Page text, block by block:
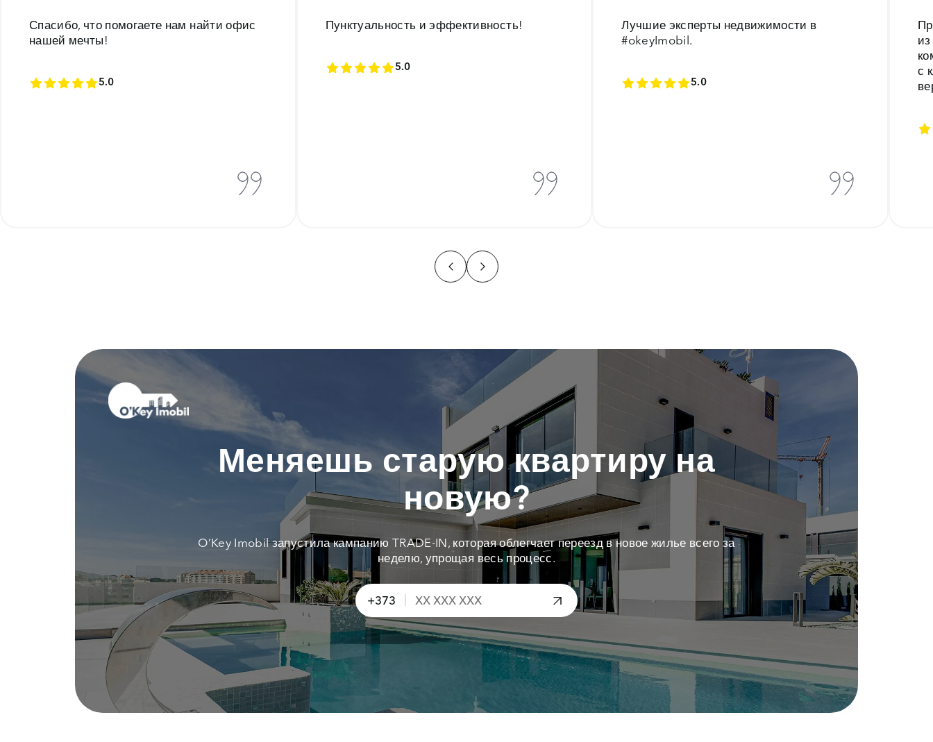
Спасибо, что помогаете нам найти офис
нашей мечты!
5.0
Пунктуальность и эффективность!
5.0
Лучшие эксперты недвижимости в
#okeyImobil.
5.0
с
Меняешь старую квартиру на
новую?
O’Key Imobil запустила кампанию TRADE-IN, которая облегчает переезд в новое жилье всего за
неделю, упрощая весь процесс.
+373